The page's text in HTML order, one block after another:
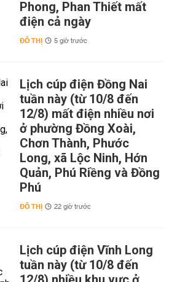
Phong, Phan Thiết mất
điện cả ngày
ĐÔ THỊ 5 giờ trước
Lịch cúp điện Đồng Nai
tuần này (từ 10/8 đến
12/8) mất điện nhiều nơi
ở phường Đồng Xoài,
Chơn Thành, Phước
Long, xã Lộc Ninh, Hớn
Quản, Phú Riềng và Đồng
Phú
ĐÔ THỊ 22 giờ trước
Lịch cúp điện Vĩnh Long
tuần này (từ 10/8 đến